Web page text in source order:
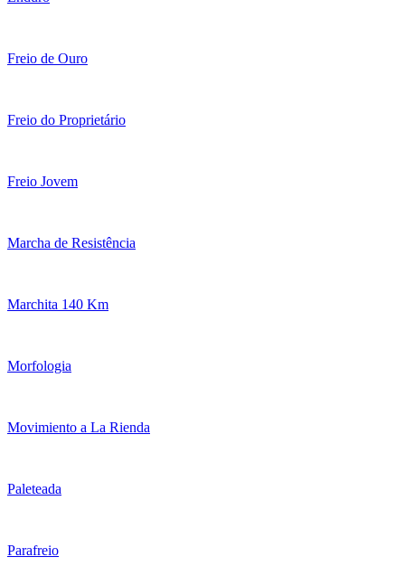
Freio de Ouro
Freio do Proprietário
Freio Jovem
Marcha de Resistência
Marchita 140 Km
Morfologia
Movimiento a La Rienda
Paleteada
Parafreio